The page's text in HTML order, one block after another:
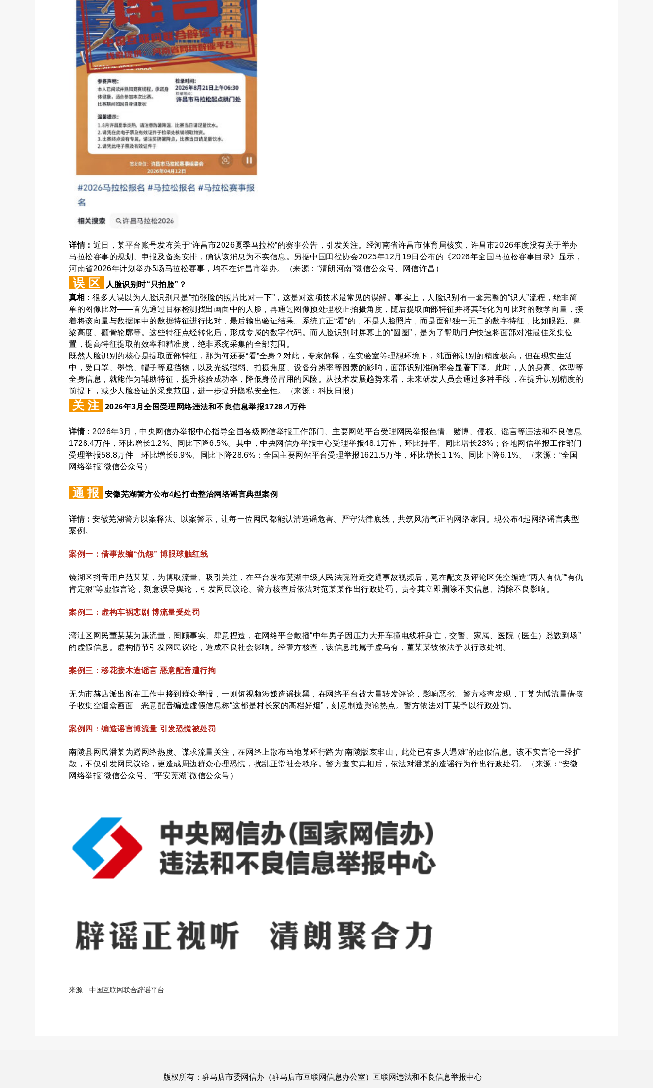
详情： 近日，某平台账号发布关于“许昌市2026夏季马拉松”的赛事公告，引发关注。经河南省许昌市体育局核实，许昌市2026年度没有关于举办
马拉松赛事的规划、申报及备案安排，确认该消息为不实信息。另据中国田径协会2025年12月19日公布的《2026年全国马拉松赛事目录》显示，
河南省2026年计划举办5场马拉松赛事，均不在许昌市举办。（来源：“清朗河南”微信公众号、网信许昌）
误 区
人脸识别时“只拍脸”？
真相： 很多人误以为人脸识别只是“拍张脸的照片比对一下”，这是对这项技术最常见的误解。事实上，人脸识别有一套完整的“识人”流程，绝非简
单的图像比对——首先通过目标检测找出画面中的人脸，再通过图像预处理校正拍摄角度，随后提取面部特征并将其转化为可比对的数学向量，接
着将该向量与数据库中的数据特征进行比对，最后输出验证结果。系统真正“看”的，不是人脸照片，而是面部独一无二的数字特征，比如眼距、鼻
梁高度、颧骨轮廓等。这些特征点经转化后，形成专属的数字代码。而人脸识别时屏幕上的“圆圈”，是为了帮助用户快速将面部对准最佳采集位
置，提高特征提取的效率和精准度，绝非系统采集的全部范围。
既然人脸识别的核心是提取面部特征，那为何还要“看”全身？对此，专家解释，在实验室等理想环境下，纯面部识别的精度极高，但在现实生活
中，受口罩、墨镜、帽子等遮挡物，以及光线强弱、拍摄角度、设备分辨率等因素的影响，面部识别准确率会显著下降。此时，人的身高、体型等
全身信息，就能作为辅助特征，提升核验成功率，降低身份冒用的风险。从技术发展趋势来看，未来研发人员会通过多种手段，在提升识别精度的
前提下，减少人脸验证的采集范围，进一步提升隐私安全性。（来源：科技日报）
关 注 2026年3月全国受理网络违法和不良信息举报1728.4万件
详情： 2026年3月，中央网信办举报中心指导全国各级网信举报工作部门、主要网站平台受理网民举报色情、赌博、侵权、谣言等违法和不良信息
1728.4万件，环比增长1.2%、同比下降6.5%。其中，中央网信办举报中心受理举报48.1万件，环比持平、同比增长23%；各地网信举报工作部门
受理举报58.8万件，环比增长6.9%、同比下降28.6%；全国主要网站平台受理举报1621.5万件，环比增长1.1%、同比下降6.1%。（来源：“全国
网络举报”微信公众号）
通 报 安徽芜湖警方公布4起打击整治网络谣言典型案例
详情： 安徽芜湖警方以案释法、以案警示，让每一位网民都能认清造谣危害、严守法律底线，共筑风清气正的网络家园。现公布4起网络谣言典型
案例。
案例一：借事故编“仇怨” 博眼球触红线
镜湖区抖音用户范某某，为博取流量、吸引关注，在平台发布芜湖中级人民法院附近交通事故视频后，竟在配文及评论区凭空编造“两人有仇”“有仇
肯定狠”等虚假言论，刻意误导舆论，引发网民议论。警方核查后依法对范某某作出行政处罚，责令其立即删除不实信息、消除不良影响。
案例二：虚构车祸悲剧 博流量受处罚
湾沚区网民董某某为赚流量，罔顾事实、肆意捏造，在网络平台散播“中年男子因压力大开车撞电线杆身亡，交警、家属、医院（医生）悉数到场”
的虚假信息。虚构情节引发网民议论，造成不良社会影响。经警方核查，该信息纯属子虚乌有，董某某被依法予以行政处罚。
案例三：移花接木造谣言 恶意配音遭行拘
无为市赫店派出所在工作中接到群众举报，一则短视频涉嫌造谣抹黑，在网络平台被大量转发评论，影响恶劣。警方核查发现，丁某为博流量借孩
子收集空烟盒画面，恶意配音编造虚假信息称“这都是村长家的高档好烟”，刻意制造舆论热点。警方依法对丁某予以行政处罚。
案例四：编造谣言博流量 引发恐慌被处罚
南陵县网民潘某为蹭网络热度、谋求流量关注，在网络上散布当地某环行路为“南陵版哀牢山，此处已有多人遇难”的虚假信息。该不实言论一经扩
散，不仅引发网民议论，更造成周边群众心理恐慌，扰乱正常社会秩序。警方查实真相后，依法对潘某的造谣行为作出行政处罚。（来源：“安徽
网络举报”微信公众号、“平安芜湖”微信公众号）
来源：中国互联网联合辟谣平台
版权所有：驻马店市委网信办（驻马店市互联网信息办公室）互联网违法和不良信息举报中心